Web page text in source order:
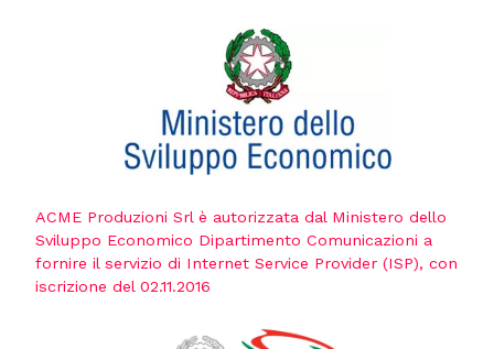
ACME Produzioni Srl è autorizzata dal Ministero dello
Sviluppo Economico Dipartimento Comunicazioni a
fornire il servizio di Internet Service Provider (ISP), con
iscrizione del 02.11.2016